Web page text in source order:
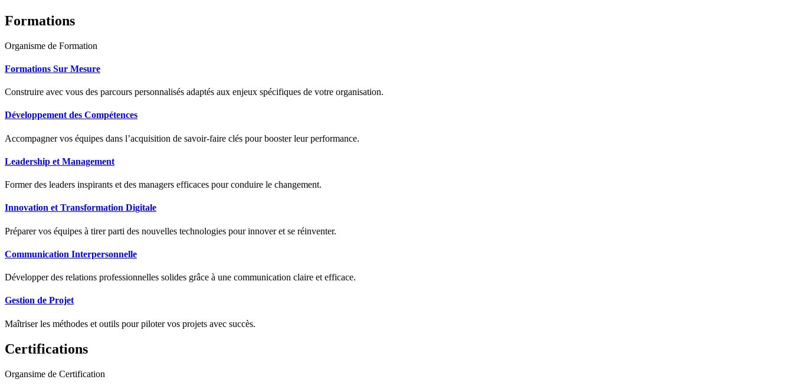
Formations
Organisme de Formation
Formations Sur Mesure
Construire avec vous des parcours personnalisés adaptés aux enjeux spécifiques de votre organisation.
Développement des Compétences
Accompagner vos équipes dans l’acquisition de savoir-faire clés pour booster leur performance.
Leadership et Management
Former des leaders inspirants et des managers efficaces pour conduire le changement.
Innovation et Transformation Digitale
Préparer vos équipes à tirer parti des nouvelles technologies pour innover et se réinventer.
Communication Interpersonnelle
Développer des relations professionnelles solides grâce à une communication claire et efficace.
Gestion de Projet
Maîtriser les méthodes et outils pour piloter vos projets avec succès.
Certifications
Organsime de Certification